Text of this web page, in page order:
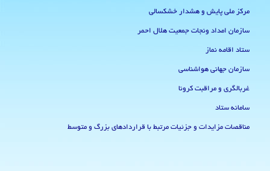
مرکز ملی پایش و هشدار خشکسالی
سازمان امداد ونجات جمعیت هلال احمر
ستاد اقامه نماز
سازمان جهانی هواشناسی
غربالگری و مراقبت کرونا
سامانه ستاد
مناقصات مزایدات و جزئیات مرتبط با قراردادهای بزرگ و متوسط